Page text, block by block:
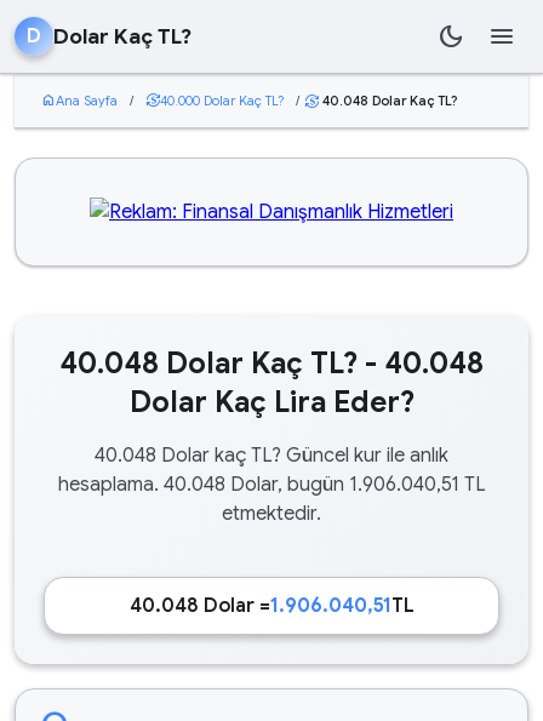
D Dolar Kaç TL? dark_mode menu
homeAna Sayfa / currency_exchange40.000 Dolar Kaç TL? / currency_exchange 40.048 Dolar Kaç TL?
40.048 Dolar Kaç TL? - 40.048
Dolar Kaç Lira Eder?
40.048 Dolar kaç TL? Güncel kur ile anlık
hesaplama. 40.048 Dolar, bugün 1.906.040,51 TL
etmektedir.
40.048 Dolar =1.906.040,51TL